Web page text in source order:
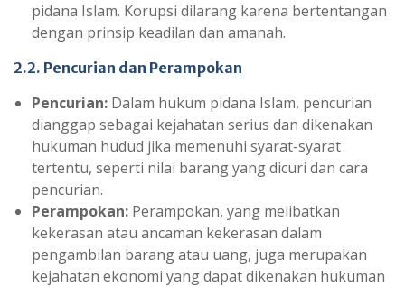
pidana Islam. Korupsi dilarang karena bertentangan
dengan prinsip keadilan dan amanah.
2.2. Pencurian dan Perampokan
Pencurian: Dalam hukum pidana Islam, pencurian
dianggap sebagai kejahatan serius dan dikenakan
hukuman hudud jika memenuhi syarat-syarat
tertentu, seperti nilai barang yang dicuri dan cara
pencurian.
Perampokan: Perampokan, yang melibatkan
kekerasan atau ancaman kekerasan dalam
pengambilan barang atau uang, juga merupakan
kejahatan ekonomi yang dapat dikenakan hukuman